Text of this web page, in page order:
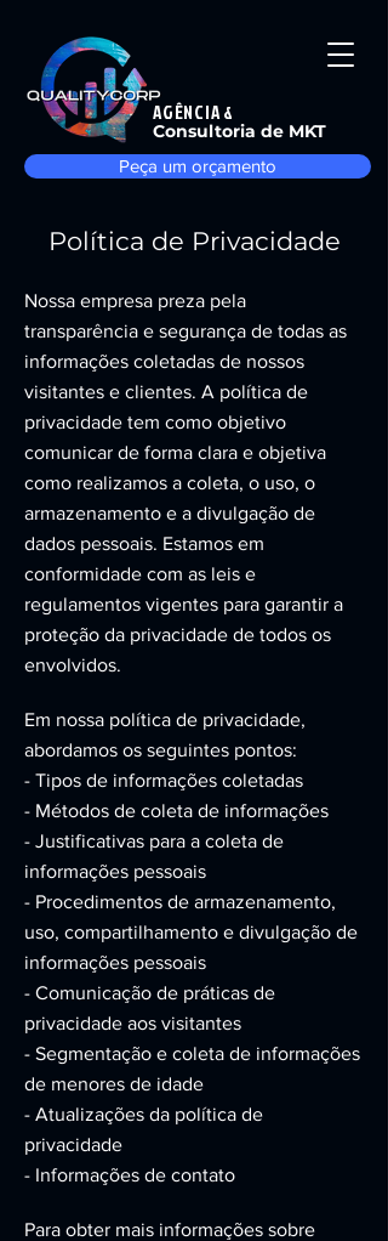
AGÊNCIA &
Consultoria de MKT
Peça um orçamento
Política de Privacidade
Nossa empresa preza pela
transparência e segurança de todas as
informações coletadas de nossos
visitantes e clientes. A política de
privacidade tem como objetivo
comunicar de forma clara e objetiva
como realizamos a coleta, o uso, o
armazenamento e a divulgação de
dados pessoais. Estamos em
conformidade com as leis e
regulamentos vigentes para garantir a
proteção da privacidade de todos os
envolvidos.
Em nossa política de privacidade,
abordamos os seguintes pontos:
- Tipos de informações coletadas
- Métodos de coleta de informações
- Justificativas para a coleta de
informações pessoais
- Procedimentos de armazenamento,
uso, compartilhamento e divulgação de
informações pessoais
- Comunicação de práticas de
privacidade aos visitantes
- Segmentação e coleta de informações
de menores de idade
- Atualizações da política de
privacidade
- Informações de contato
Para obter mais informações sobre